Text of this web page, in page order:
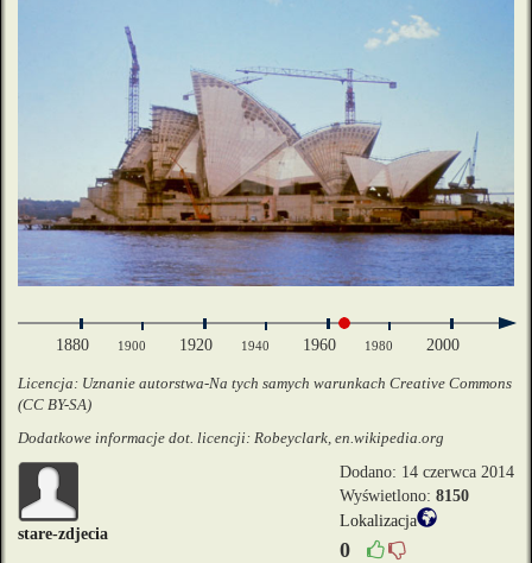
1880 1900 1920 1940 1960 1980 2000
Licencja: Uznanie autorstwa-Na tych samych warunkach Creative Commons
(CC BY-SA)
Dodatkowe informacje dot. licencji: Robeyclark, en.wikipedia.org
stare-zdjecia
Dodano: 14 czerwca 2014
Wyświetlono: 8150
Lokalizacja
0